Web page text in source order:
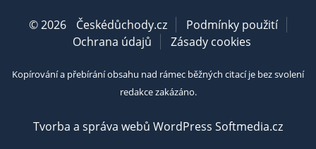
© 2026 Českédůchody.cz
Podmínky použití
Ochrana údajů
Zásady cookies
Kopírování a přebírání obsahu nad rámec běžných citací je bez svolení
redakce zakázáno.
Tvorba a správa webů WordPress Softmedia.cz